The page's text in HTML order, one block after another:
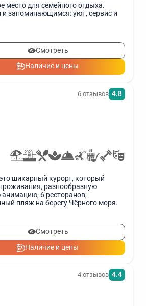
место для семейного отдыха.
и запоминающимся: уют, сервис и
Смотреть
Наличие и цены
6 отзывов 4.8
шикарный курорт, который
разнообразную
анимацию, 6 ресторанов,
пляж на берегу Чёрного моря.
Смотреть
Наличие и цены
4 отзывов 4.4